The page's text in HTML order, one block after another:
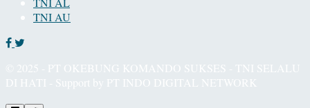
TNI AU
© 2025 - PT OKEBUNG KOMANDO SUKSES - TNI SELALU
DI HATI - Support by PT INDO DIGITAL NETWORK